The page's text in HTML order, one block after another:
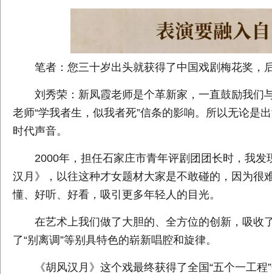
笔者：您三十岁出头就获得了中国戏剧梅花奖，后
刘秀荣：新凤霞老师是个革新家，一直鼓励我们
老师“学我者生，似我者死”信条的影响。所以无论是
时代声音。
2000年，担任石家庄市青年评剧团团长时，我发
汉月》，以往这种才女题材大家是不敢碰的，因为
懂、好听、好看，吸引更多年轻人的目光。
在艺术上我们做了大胆的、全方位的创新，吸收
了“别离调”等别具特色的崭新唱腔和旋律。
《胡风汉月》这个戏最终获得了全国“五个一工程